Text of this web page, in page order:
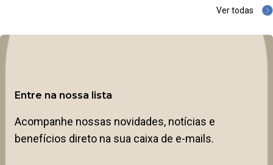
Ver todas
Entre na nossa lista
Acompanhe nossas novidades, notícias e
benefícios direto na sua caixa de e-mails.